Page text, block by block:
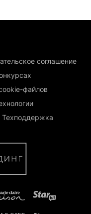
соглашение
файлов
Техподдержка